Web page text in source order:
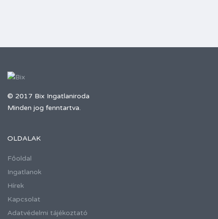
© 2017 Bix Ingatlaniroda
Minden jog fenntartva.
OLDALAK
Főoldal
Ingatlanok
Hírek
Kapcsolat
Adatvédelmi tájékoztató